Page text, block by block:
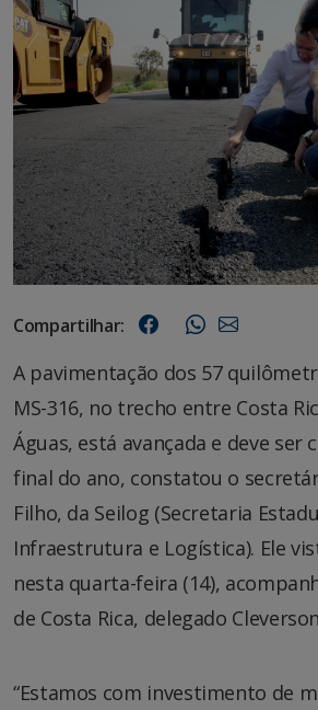
Compartilhar:
A pavimentação dos 57
MS-316, no trecho entre Costa
Águas, está avançada e deve ser
final do ano, constatou o
Filho, da Seilog (Secretaria
Infraestrutura e Logística). Ele
nesta quarta-feira (14),
de Costa Rica, delegado
“Estamos com investimento de